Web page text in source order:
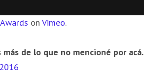
on Vimeo.
de lo que no mencioné por acá.